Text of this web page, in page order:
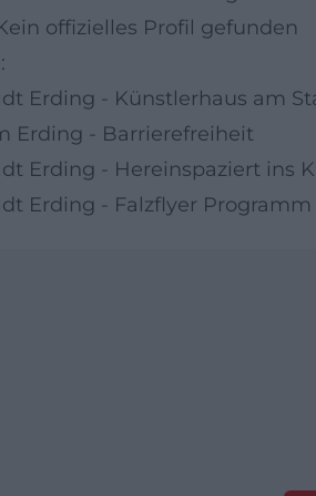
offizielles Profil gefunden
Erding - Künstlerhaus am
Erding - Barrierefreiheit
Erding - Hereinspaziert ins
Erding - Falzflyer Programm